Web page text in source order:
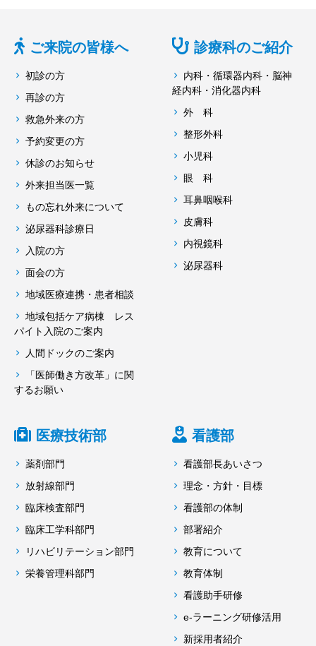
ご来院の皆様へ
初診の方
再診の方
救急外来の方
予約変更の方
休診のお知らせ
外来担当医一覧
もの忘れ外来について
泌尿器科診療日
入院の方
面会の方
地域医療連携・患者相談
地域包括ケア病棟 レス
パイト入院のご案内
人間ドックのご案内
「医師働き方改革」に関
するお願い
診療科のご紹介
内科・循環器内科・脳神
経内科・消化器内科
外 科
整形外科
小児科
眼 科
耳鼻咽喉科
皮膚科
内視鏡科
泌尿器科
医療技術部
薬剤部門
放射線部門
臨床検査部門
臨床工学科部門
リハビリテーション部門
栄養管理科部門
看護部
看護部長あいさつ
理念・方針・目標
看護部の体制
部署紹介
教育について
教育体制
看護助手研修
e-ラーニング研修活用
新採用者紹介